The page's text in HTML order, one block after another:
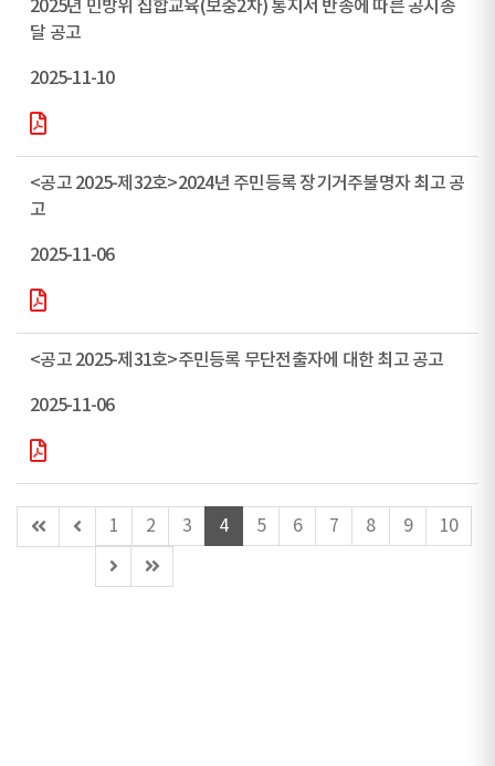
2025년 민방위 집합교육(보충2차) 통지서 반송에 따른 공시송
달 공고
2025-11-10
<공고 2025-제32호>2024년 주민등록 장기거주불명자 최고 공
고
2025-11-06
<공고 2025-제31호>주민등록 무단전출자에 대한 최고 공고
2025-11-06
첫
페
이
전
1 2 3 4 5 6 7 8 9
10
다
음
마
지